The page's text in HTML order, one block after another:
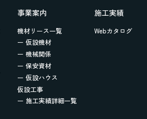
事業案内
機材リース一覧
ー 仮設機材
ー 機械関係
ー 保安資材
ー 仮設ハウス
仮設工事
ー 施工実績詳細一覧
施工実績
Webカタログ